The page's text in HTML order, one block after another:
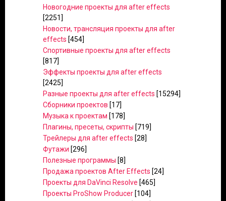
Новогодние проекты для after effects
[2251]
Новости, трансляция проекты для after
effects [454]
Спортивные проекты для after effects
[817]
Эффекты проекты для after effects
[2425]
Разные проекты для after effects [15294]
Сборники проектов [17]
Музыка к проектам [178]
Плагины, пресеты, скрипты [719]
Трейлеры для after effects [28]
Футажи [296]
Полезные программы [8]
Продажа проектов After Effects [24]
Проекты для DaVinci Resolve [465]
Проекты ProShow Producer [104]